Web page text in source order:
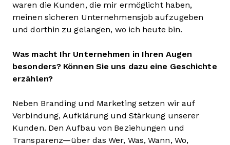
waren die Kunden, die mir ermöglicht haben,
meinen sicheren Unternehmensjob aufzugeben
und dorthin zu gelangen, wo ich heute bin.
Was macht Ihr Unternehmen in Ihren Augen
besonders? Können Sie uns dazu eine Geschichte
erzählen?
Neben Branding und Marketing setzen wir auf
Verbindung, Aufklärung und Stärkung unserer
Kunden. Den Aufbau von Beziehungen und
Transparenz—über das Wer, Was, Wann, Wo,